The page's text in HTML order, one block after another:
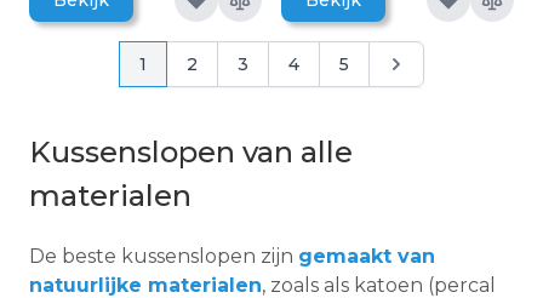
Pagina
Pagina
1 Pagina
2 Pagina
3 Pagina
4 Pagina
5 Pagina
Kussenslopen van alle
materialen
De beste kussenslopen zijn gemaakt van
natuurlijke materialen, zoals als katoen (percal